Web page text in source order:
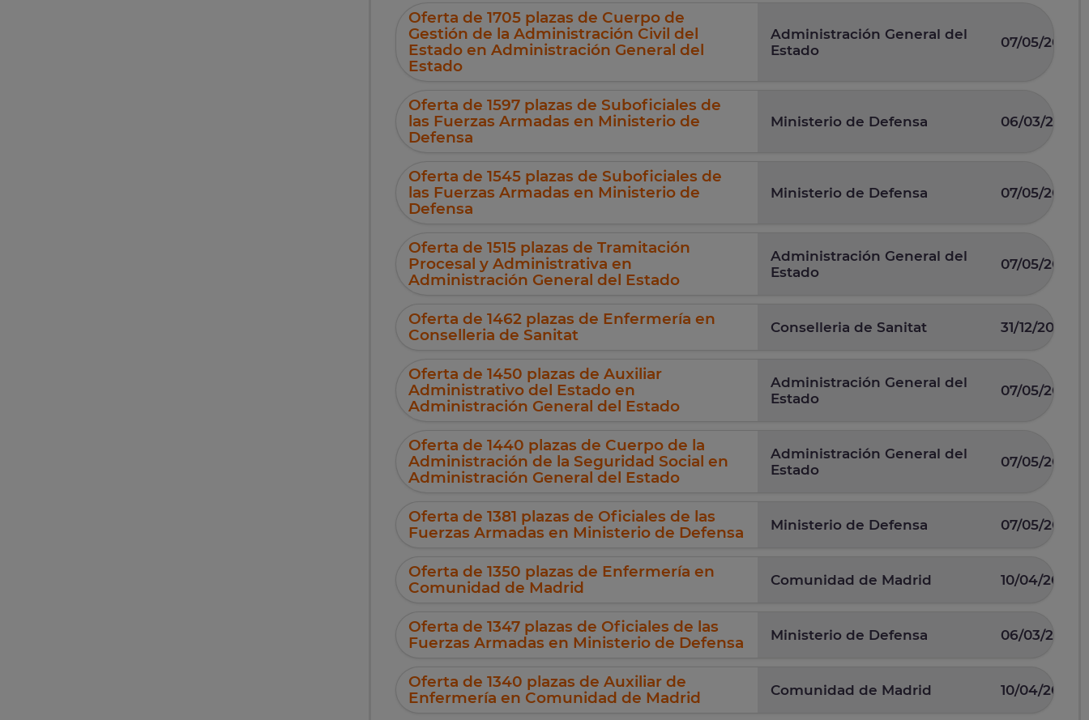
Oferta de 1705 plazas de Cuerpo de
Gestión de la Administración Civil del
Estado en Administración General del
Estado
Administración General del
Estado
07/05/2026
Oferta de 1597 plazas de Suboficiales de
las Fuerzas Armadas en Ministerio de
Defensa
Ministerio de Defensa 06/03/2026
Oferta de 1545 plazas de Suboficiales de
las Fuerzas Armadas en Ministerio de
Defensa
Ministerio de Defensa 07/05/2025
Oferta de 1515 plazas de Tramitación
Procesal y Administrativa en
Administración General del Estado
Administración General del
Estado
07/05/2026
Oferta de 1462 plazas de Enfermería en
Conselleria de Sanitat
Conselleria de Sanitat 31/12/2025
Oferta de 1450 plazas de Auxiliar
Administrativo del Estado en
Administración General del Estado
Administración General del
Estado
07/05/2026
Oferta de 1440 plazas de Cuerpo de la
Administración de la Seguridad Social en
Administración General del Estado
Administración General del
Estado
07/05/2026
Oferta de 1381 plazas de Oficiales de las
Fuerzas Armadas en Ministerio de Defensa
Ministerio de Defensa 07/05/2025
Oferta de 1350 plazas de Enfermería en
Comunidad de Madrid
Comunidad de Madrid 10/04/2025
Oferta de 1347 plazas de Oficiales de las
Fuerzas Armadas en Ministerio de Defensa
Ministerio de Defensa 06/03/2026
Oferta de 1340 plazas de Auxiliar de
Enfermería en Comunidad de Madrid
Comunidad de Madrid 10/04/2025